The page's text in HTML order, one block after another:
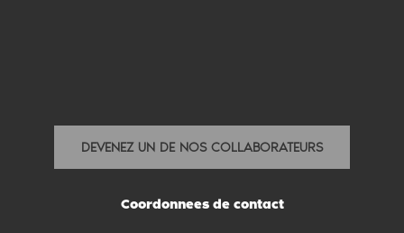
DEVENEZ UN DE NOS COLLABORATEURS
Coordonnees de contact